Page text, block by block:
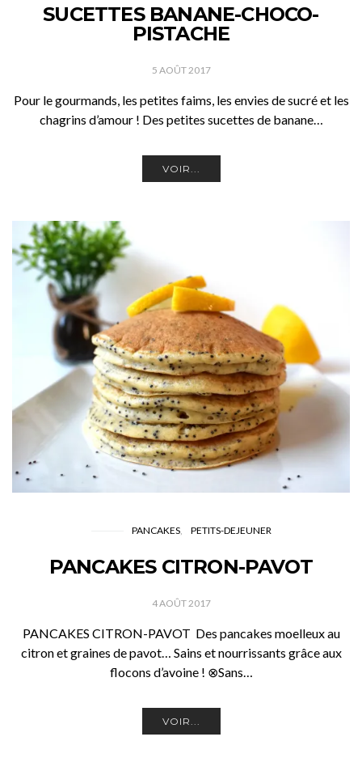
SUCETTES BANANE-CHOCO-
PISTACHE
5 AOÛT 2017
Pour le gourmands, les petites faims, les envies de sucré et les
chagrins d’amour ! Des petites sucettes de banane…
VOIR...
PANCAKES PETITS-DEJEUNER
PANCAKES CITRON-PAVOT
4 AOÛT 2017
PANCAKES CITRON-PAVOT Des pancakes moelleux au
citron et graines de pavot… Sains et nourrissants grâce aux
flocons d’avoine ! ⊗Sans…
VOIR...